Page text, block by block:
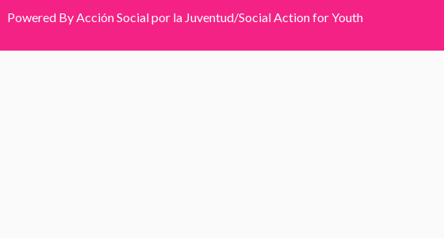
Powered By Acción Social por la Juventud/Social Action for Youth